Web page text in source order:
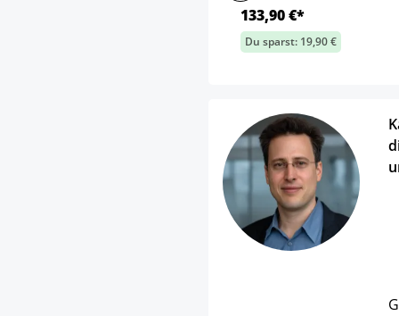
133,90 €*
Du sparst: 19,90 €